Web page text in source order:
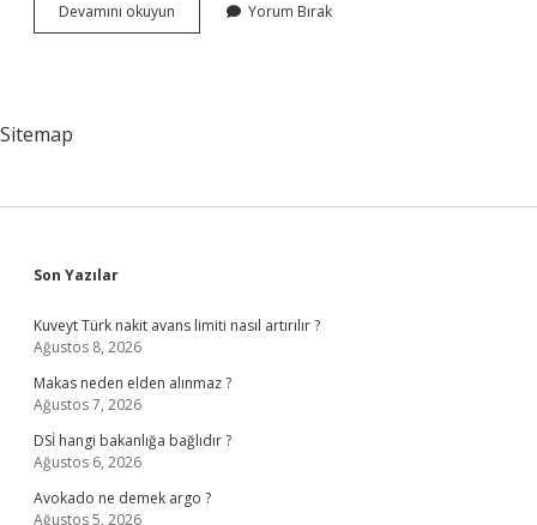
Devamını okuyun
Kimi
Yorum Bırak
Sitemap
Sidebar
Son Yazılar
Kuveyt Türk nakit avans limiti nasıl artırılır ?
Ağustos 8, 2026
Makas neden elden alınmaz ?
Ağustos 7, 2026
DSİ hangi bakanlığa bağlıdır ?
Ağustos 6, 2026
Avokado ne demek argo ?
Ağustos 5, 2026